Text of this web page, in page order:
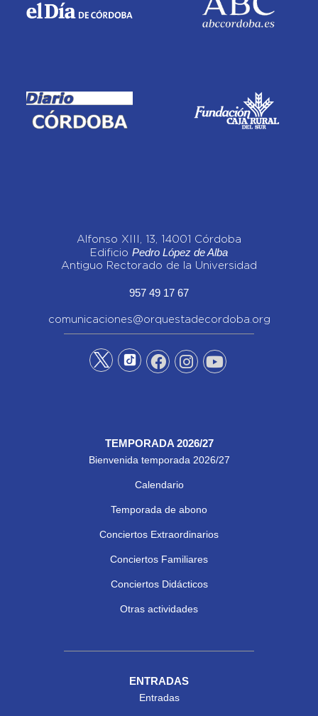
Alfonso XIII, 13, 14001 Córdoba
Edificio Pedro López de Alba
Antiguo Rectorado de la Universidad
957 49 17 67
comunicaciones@orquestadecordoba.org
TEMPORADA 2026/27
Bienvenida temporada 2026/27
Calendario
Temporada de abono
Conciertos Extraordinarios
Conciertos Familiares
Conciertos Didácticos
Otras actividades
ENTRADAS
Entradas